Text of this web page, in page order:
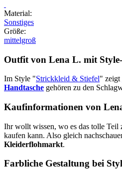
Material:
Sonstiges
Größe:
mittelgroß
Outfit von Lena L. mit
Im Style "Strickkleid & Stiefel" zeigt
Handtasche gehören zu den
Kaufinformationen von
Ihr wollt wissen, wo es das tolle Teil
kaufen kann. Also gleich
Kleiderflohmarkt.
Farbliche Gestaltung bei